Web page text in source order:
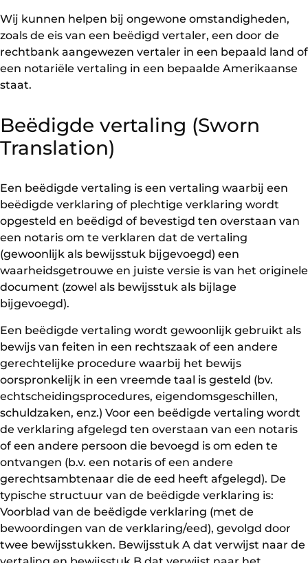
Wij kunnen helpen bij ongewone omstandigheden,
zoals de eis van een beëdigd vertaler, een door de
rechtbank aangewezen vertaler in een bepaald land of
een notariële vertaling in een bepaalde Amerikaanse
staat.
Beëdigde vertaling (Sworn
Translation)
Een beëdigde vertaling is een vertaling waarbij een
beëdigde verklaring of plechtige verklaring wordt
opgesteld en beëdigd of bevestigd ten overstaan van
een notaris om te verklaren dat de vertaling
(gewoonlijk als bewijsstuk bijgevoegd) een
waarheidsgetrouwe en juiste versie is van het originele
document (zowel als bewijsstuk als bijlage
bijgevoegd).
Een beëdigde vertaling wordt gewoonlijk gebruikt als
bewijs van feiten in een rechtszaak of een andere
gerechtelijke procedure waarbij het bewijs
oorspronkelijk in een vreemde taal is gesteld (bv.
echtscheidingsprocedures, eigendomsgeschillen,
schuldzaken, enz.) Voor een beëdigde vertaling wordt
de verklaring afgelegd ten overstaan van een notaris
of een andere persoon die bevoegd is om eden te
ontvangen (b.v. een notaris of een andere
gerechtsambtenaar die de eed heeft afgelegd). De
typische structuur van de beëdigde verklaring is:
Voorblad van de beëdigde verklaring (met de
bewoordingen van de verklaring/eed), gevolgd door
twee bewijsstukken. Bewijsstuk A dat verwijst naar de